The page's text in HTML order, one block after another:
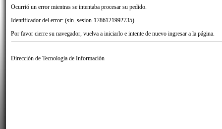
Ocurrió un error mientras se intentaba procesar su pedido.
Identificador del error: (sin_sesion-1786121992735)
Por favor cierre su navegador, vuelva a iniciarlo e intente de nuevo ingresar a la página.
Dirección de Tecnología de Información